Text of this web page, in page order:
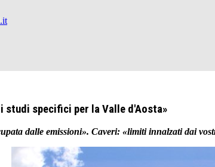
studi specifici per la Valle d'Aosta»
dalle emissioni». Caveri: «limiti innalzati dai